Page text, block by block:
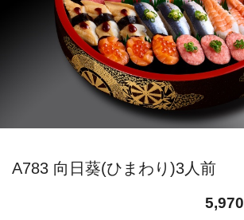
A783 向日葵(ひまわり)3人前
5,970